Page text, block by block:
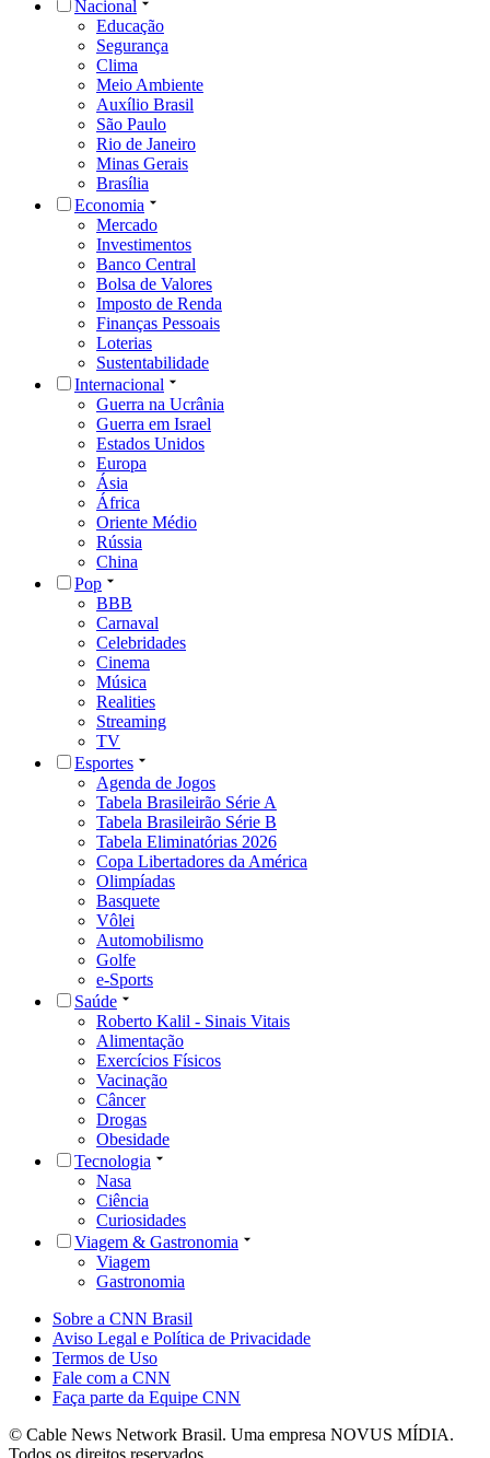
Nacional
Educação
Segurança
Clima
Meio Ambiente
Auxílio Brasil
São Paulo
Rio de Janeiro
Minas Gerais
Brasília
Economia
Mercado
Investimentos
Banco Central
Bolsa de Valores
Imposto de Renda
Finanças Pessoais
Loterias
Sustentabilidade
Internacional
Guerra na Ucrânia
Guerra em Israel
Estados Unidos
Europa
Ásia
África
Oriente Médio
Rússia
China
Pop
BBB
Carnaval
Celebridades
Cinema
Música
Realities
Streaming
TV
Esportes
Agenda de Jogos
Tabela Brasileirão Série A
Tabela Brasileirão Série B
Tabela Eliminatórias 2026
Copa Libertadores da América
Olimpíadas
Basquete
Vôlei
Automobilismo
Golfe
e-Sports
Saúde
Roberto Kalil - Sinais Vitais
Alimentação
Exercícios Físicos
Vacinação
Câncer
Drogas
Obesidade
Tecnologia
Nasa
Ciência
Curiosidades
Viagem & Gastronomia
Viagem
Gastronomia
Sobre a CNN Brasil
Aviso Legal e Política de Privacidade
Termos de Uso
Fale com a CNN
Faça parte da Equipe CNN
© Cable News Network Brasil. Uma empresa NOVUS MÍDIA.
Todos os direitos reservados.